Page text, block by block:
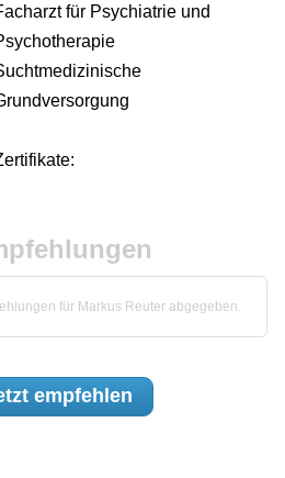
für Psychiatrie und
für Markus Reuter abgegeben.
empfehlen